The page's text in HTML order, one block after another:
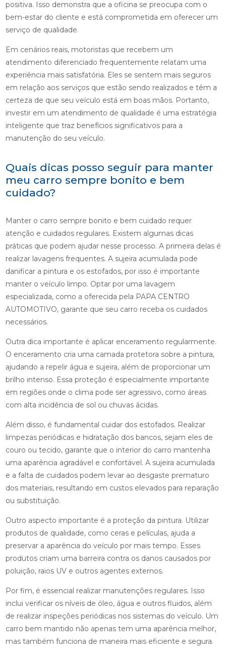
positiva. Isso demonstra que a oficina se preocupa com o
bem-estar do cliente e está comprometida em oferecer um
serviço de qualidade.
Em cenários reais, motoristas que recebem um
atendimento diferenciado frequentemente relatam uma
experiência mais satisfatória. Eles se sentem mais seguros
em relação aos serviços que estão sendo realizados e têm a
certeza de que seu veículo está em boas mãos. Portanto,
investir em um atendimento de qualidade é uma estratégia
inteligente que traz benefícios significativos para a
manutenção do seu veículo.
Quais dicas posso seguir para manter
meu carro sempre bonito e bem
cuidado?
Manter o carro sempre bonito e bem cuidado requer
atenção e cuidados regulares. Existem algumas dicas
práticas que podem ajudar nesse processo. A primeira delas é
realizar lavagens frequentes. A sujeira acumulada pode
danificar a pintura e os estofados, por isso é importante
manter o veículo limpo. Optar por uma lavagem
especializada, como a oferecida pela PAPA CENTRO
AUTOMOTIVO, garante que seu carro receba os cuidados
necessários.
Outra dica importante é aplicar enceramento regularmente.
O enceramento cria uma camada protetora sobre a pintura,
ajudando a repelir água e sujeira, além de proporcionar um
brilho intenso. Essa proteção é especialmente importante
em regiões onde o clima pode ser agressivo, como áreas
com alta incidência de sol ou chuvas ácidas.
Além disso, é fundamental cuidar dos estofados. Realizar
limpezas periódicas e hidratação dos bancos, sejam eles de
couro ou tecido, garante que o interior do carro mantenha
uma aparência agradável e confortável. A sujeira acumulada
e a falta de cuidados podem levar ao desgaste prematuro
dos materiais, resultando em custos elevados para reparação
ou substituição.
Outro aspecto importante é a proteção da pintura. Utilizar
produtos de qualidade, como ceras e películas, ajuda a
preservar a aparência do veículo por mais tempo. Esses
produtos criam uma barreira contra os danos causados por
poluição, raios UV e outros agentes externos.
Por fim, é essencial realizar manutenções regulares. Isso
inclui verificar os níveis de óleo, água e outros fluidos, além
de realizar inspeções periódicas nos sistemas do veículo. Um
carro bem mantido não apenas tem uma aparência melhor,
mas também funciona de maneira mais eficiente e segura.